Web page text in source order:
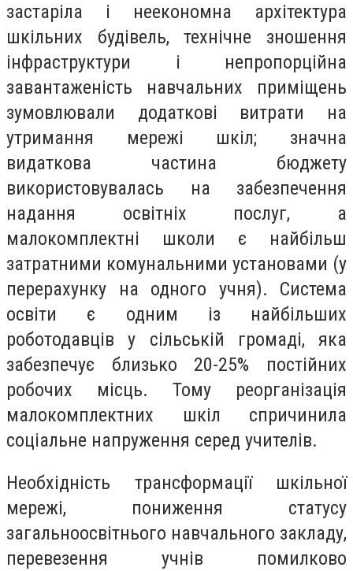
застаріла і неекономна архітектура
шкільних будівель, технічне зношення
інфраструктури і непропорційна
завантаженість навчальних приміщень
зумовлювали додаткові витрати на
утримання мережі шкіл; значна
видаткова частина бюджету
використовувалась на забезпечення
надання освітніх послуг, а
малокомплектні школи є найбільш
затратними комунальними установами (у
перерахунку на одного учня). Система
освіти є одним із найбільших
роботодавців у сільській громаді, яка
забезпечує близько 20-25% постійних
робочих місць. Тому реорганізація
малокомплектних шкіл спричинила
соціальне напруження серед учителів.
Необхідність трансформації шкільної
мережі, пониження статусу
загальноосвітнього навчального закладу,
перевезення учнів помилково